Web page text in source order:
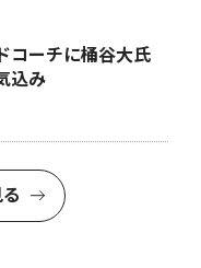
コーチに桶谷大氏
込み